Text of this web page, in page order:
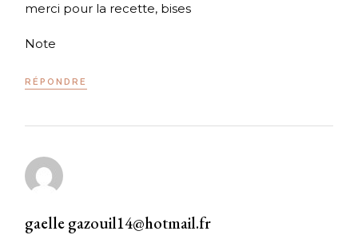
merci pour la recette, bises
Note
RÉPONDRE
gaelle gazouil14@hotmail.fr